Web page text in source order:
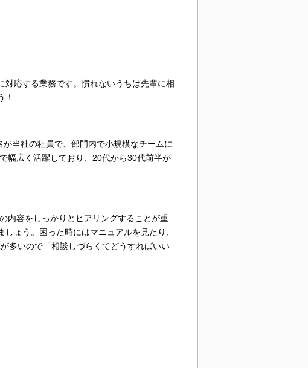
応する業務です。慣れないうちは先輩に相
！
当社の社員で、部門内で小規模なチームに
幅広く活躍しており、20代から30代前半が
内容をしっかりとヒアリングすることが重
ょう。困った時にはマニュアルを見たり、
多いので「相談しづらくてどうすればいい